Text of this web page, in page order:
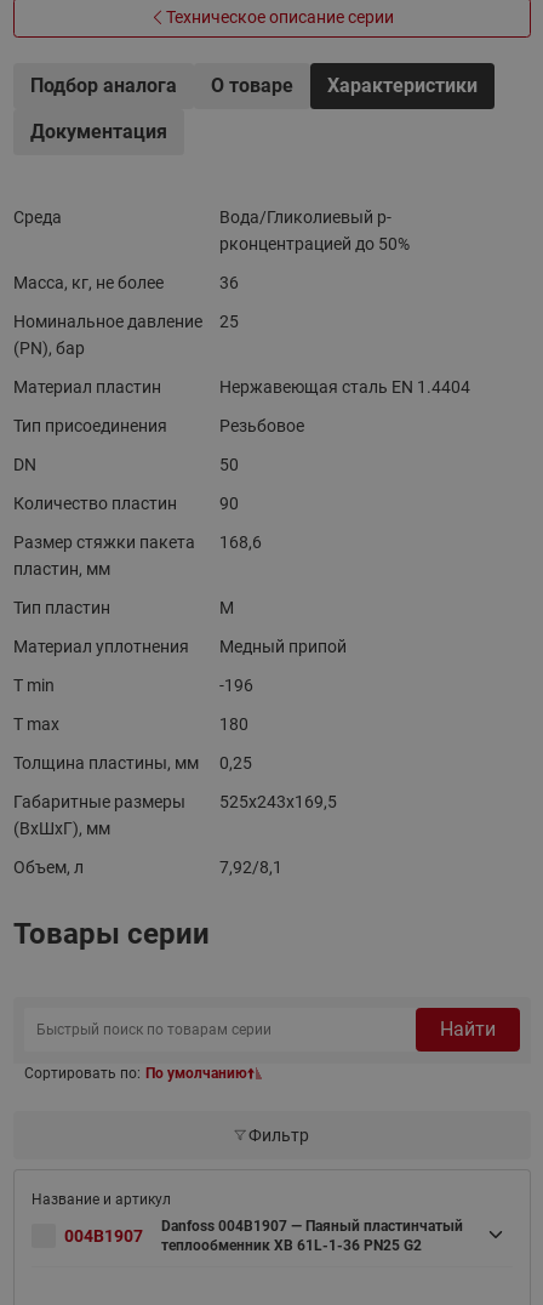
Техническое описание серии
Подбор аналога О товаре
Характеристики
Документация
Среда
Вода/Гликолиевый р-
рконцентрацией до 50%
Масса, кг, не более
36
Номинальное давление
(PN), бар
25
Материал пластин
Нержавеющая сталь EN 1.4404
Тип присоединения
Резьбовое
DN
50
Количество пластин
90
Размер стяжки пакета
пластин, мм
168,6
Тип пластин
M
Материал уплотнения
Медный припой
T min
-196
T max
180
Толщина пластины, мм
0,25
Габаритные размеры
(ВхШхГ), мм
525x243x169,5
Объем, л 7,92/8,1
Товары серии
Найти
Сортировать по: По умолчанию
Фильтр
004B1907
Danfoss 004B1907 — Паяный пластинчатый
теплообменник XB 61L-1-36 PN25 G2